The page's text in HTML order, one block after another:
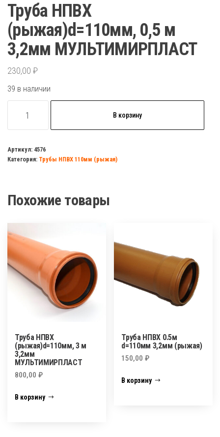
Труба НПВХ
(рыжая)d=110мм, 0,5 м
3,2мм МУЛЬТИМИРПЛАСТ
230,00 ₽
39 в наличии
товара
НПВХ
(рыжая)d=110мм,
3,2мм
В корзину
Артикул: 4576
Категория: Трубы НПВХ 110мм (рыжая)
Похожие товары
Труба НПВХ
(рыжая)d=110мм, 3 м
3,2мм
МУЛЬТИМИРПЛАСТ
800,00 ₽
В корзину
Труба НПВХ 0.5м
d=110мм 3,2мм (рыжая)
150,00₽
В корзину